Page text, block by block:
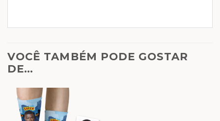
VOCÊ TAMBÉM PODE GOSTAR
DE…